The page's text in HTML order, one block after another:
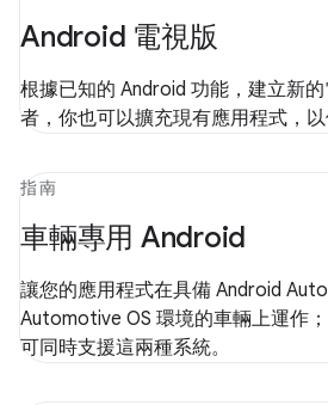
Android 電視版
根據已知的 Android 功能，建立新
者，你也可以擴充現有應用程式，以
指南
車輛專用 Android
讓您的應用程式在具備 Android
Automotive OS 環境的車輛上運作
可同時支援這兩種系統。